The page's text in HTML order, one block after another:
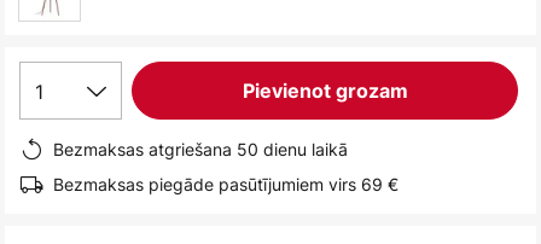
1 Pievienot grozam
Bezmaksas atgriešana 50 dienu laikā
Bezmaksas piegāde pasūtījumiem virs 69 €